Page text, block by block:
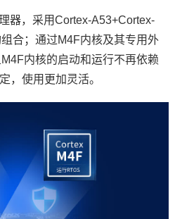
器，采用Cortex-A53+Cortex-
合；通过M4F内核及其专用外
内核的启动和运行不再依赖
，使用更加灵活。